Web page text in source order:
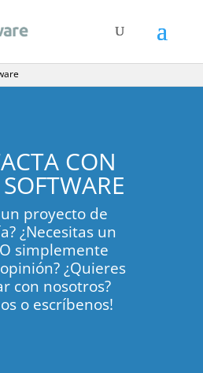
CON
proyecto de
¿Necesitas un
simplemente
¿Quieres
con nosotros?
o escríbenos!